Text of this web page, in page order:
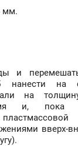
мм.
и
нанести на
на
и, пока
вверх-